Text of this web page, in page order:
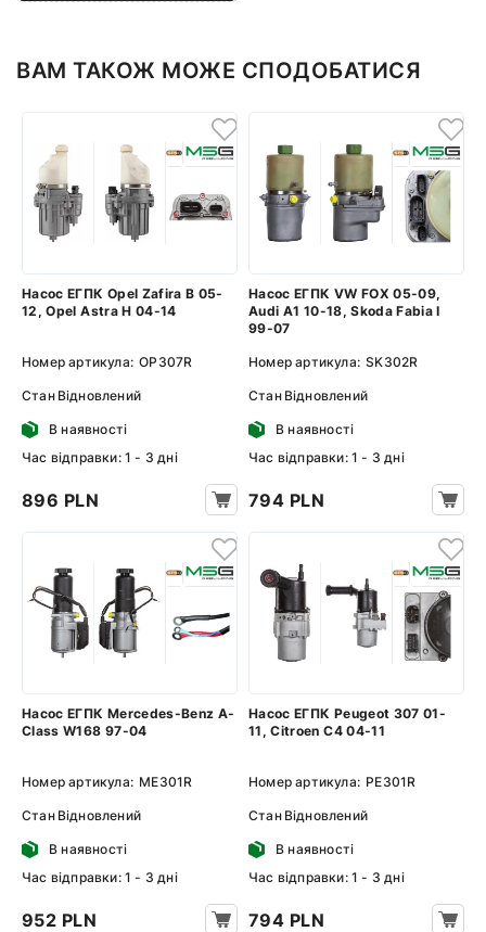
ВАМ ТАКОЖ МОЖЕ СПОДОБАТИСЯ
Насос ЕГПК Opel Zafira B 05-
12, Opel Astra H 04-14
Номер артикула: OP307R
Стан Відновлений
В наявності
Час відправки: 1 - 3 дні
896 PLN
Насос ЕГПК VW FOX 05-09,
Audi A1 10-18, Skoda Fabia I
99-07
Номер артикула: SK302R
Стан Відновлений
В наявності
Час відправки: 1 - 3 дні
794 PLN
Насос ЕГПК Mercedes-Benz A-
Class W168 97-04
Номер артикула: ME301R
Стан Відновлений
В наявності
Час відправки: 1 - 3 дні
952 PLN
Насос ЕГПК Peugeot 307 01-
11, Citroen C4 04-11
Номер артикула: PE301R
Стан Відновлений
В наявності
Час відправки: 1 - 3 дні
794 PLN